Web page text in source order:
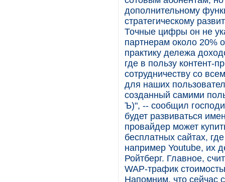
дополнительному
стратегическому
Точные цифры он не
партнерам около 20%
практику дележа
где в пользу контент-
сотрудничеству со
для наших
созданный самими
Ъ)", -- сообщил
будет развиваться
провайдер может
бесплатных сайтах,
например Youtube, их
Ройтберг. Главное,
WAP-трафик
Напомним, что сейчас